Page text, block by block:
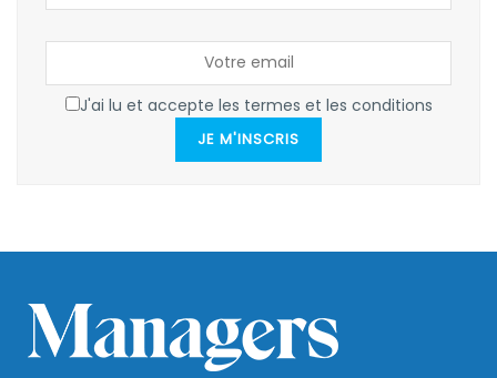
J'ai lu et accepte les termes et les conditions
JE M'INSCRIS